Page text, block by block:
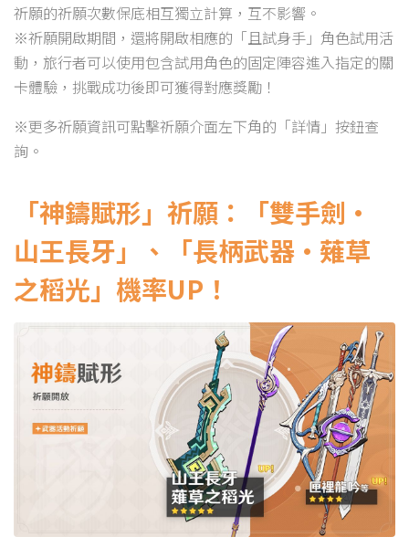
祈願的祈願次數保底相互獨立計算，互不影響。
※祈願開啟期間，還將開啟相應的「且試身手」角色試用活
動，旅行者可以使用包含試用角色的固定陣容進入指定的關
卡體驗，挑戰成功後即可獲得對應獎勵！
※更多祈願資訊可點擊祈願介面左下角的「詳情」按鈕查
詢。
「神鑄賦形」祈願：「雙手劍·
山王長牙」、「長柄武器·薙草
之稻光」機率UP！